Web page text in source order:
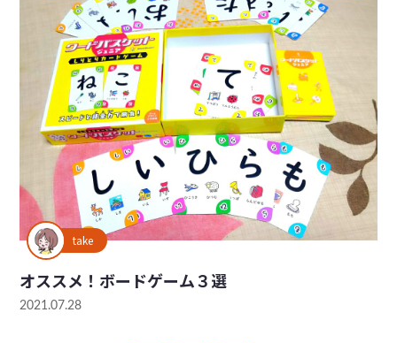
take
オススメ！ボードゲーム３選
2021.07.28